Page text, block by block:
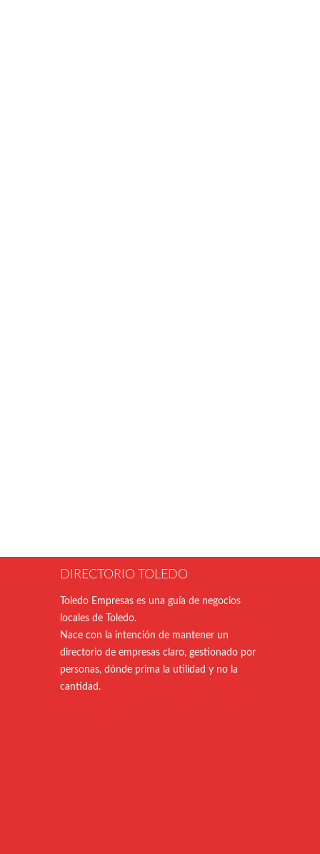
DIRECTORIO TOLEDO
Toledo Empresas es una guía de negocios
locales de Toledo.
Nace con la intención de mantener un
directorio de empresas claro, gestionado por
personas, dónde prima la utilidad y no la
cantidad.